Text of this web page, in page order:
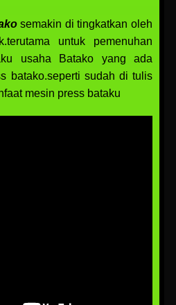
semakin di tingkatkan oleh
untuk pemenuhan
usaha Batako yang ada
batako.seperti sudah di tulis
mesin press bataku